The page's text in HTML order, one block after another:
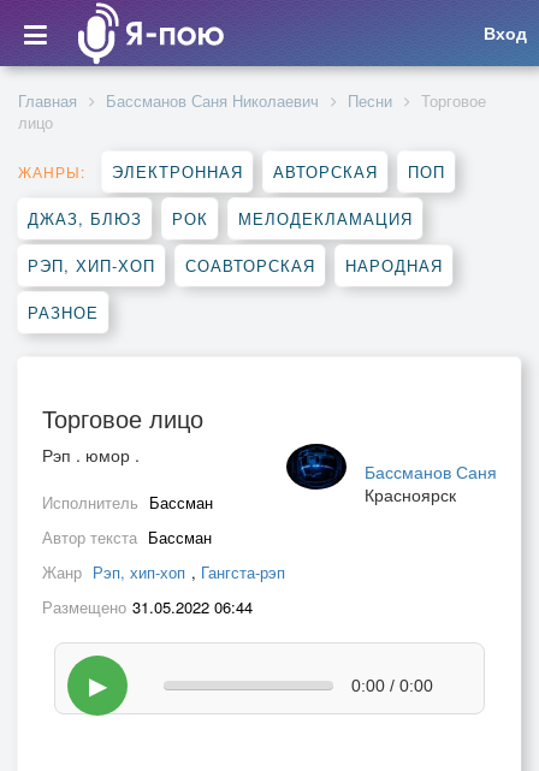
Вход
Главная Бассманов Саня Николаевич Песни
Торговое
лицо
ЖАНРЫ: ЭЛЕКТРОННАЯ АВТОРСКАЯ ПОП
ДЖАЗ, БЛЮЗ РОК МЕЛОДЕКЛАМАЦИЯ
РЭП, ХИП-ХОП СОАВТОРСКАЯ НАРОДНАЯ
РАЗНОЕ
Торговое лицо
Бассманов Саня
Красноярск
Рэп . юмор .
Исполнитель Бассман
Автор текста Бассман
Жанр Рэп, хип-хоп , Гангста-рэп
Размещено 31.05.2022 06:44
▶ 0:00 / 0:00